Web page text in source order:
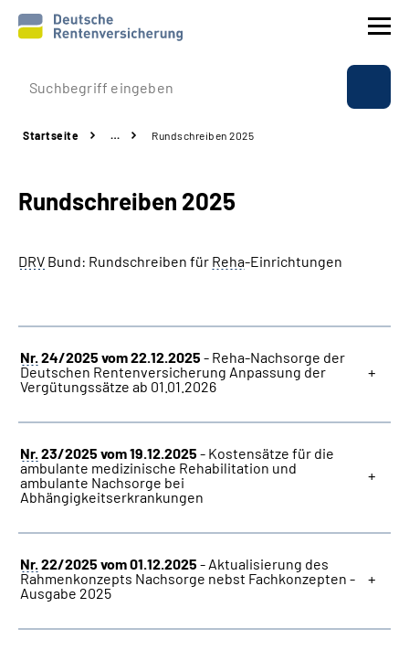
Prävention
Rente
Beratung & Kontakt
Über uns & Presse
Suche
Language
Leichte Sprache
Startseite … Rundschreiben 2025
Rundschreiben 2025
DRV Bund: Rundschreiben für Reha-Einrichtungen
Nr.24/2025 vom 22.12.2025 - Reha-Nachsorge der
Deutschen Rentenversicherung Anpassung der
Vergütungssätze ab 01.01.2026
Nr.23/2025 vom 19.12.2025 - Kostensätze für die
ambulante medizinische Rehabilitation und
ambulante Nachsorge bei
Abhängigkeitserkrankungen
Nr.22/2025 vom 01.12.2025 - Aktualisierung des
Rahmenkonzepts Nachsorge nebst Fachkonzepten -
Ausgabe 2025